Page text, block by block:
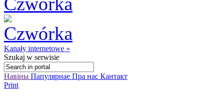
Kanały internetowe »
Szukaj w serwisie
Навіны Папулярнае Пра нас Кантакт
Print